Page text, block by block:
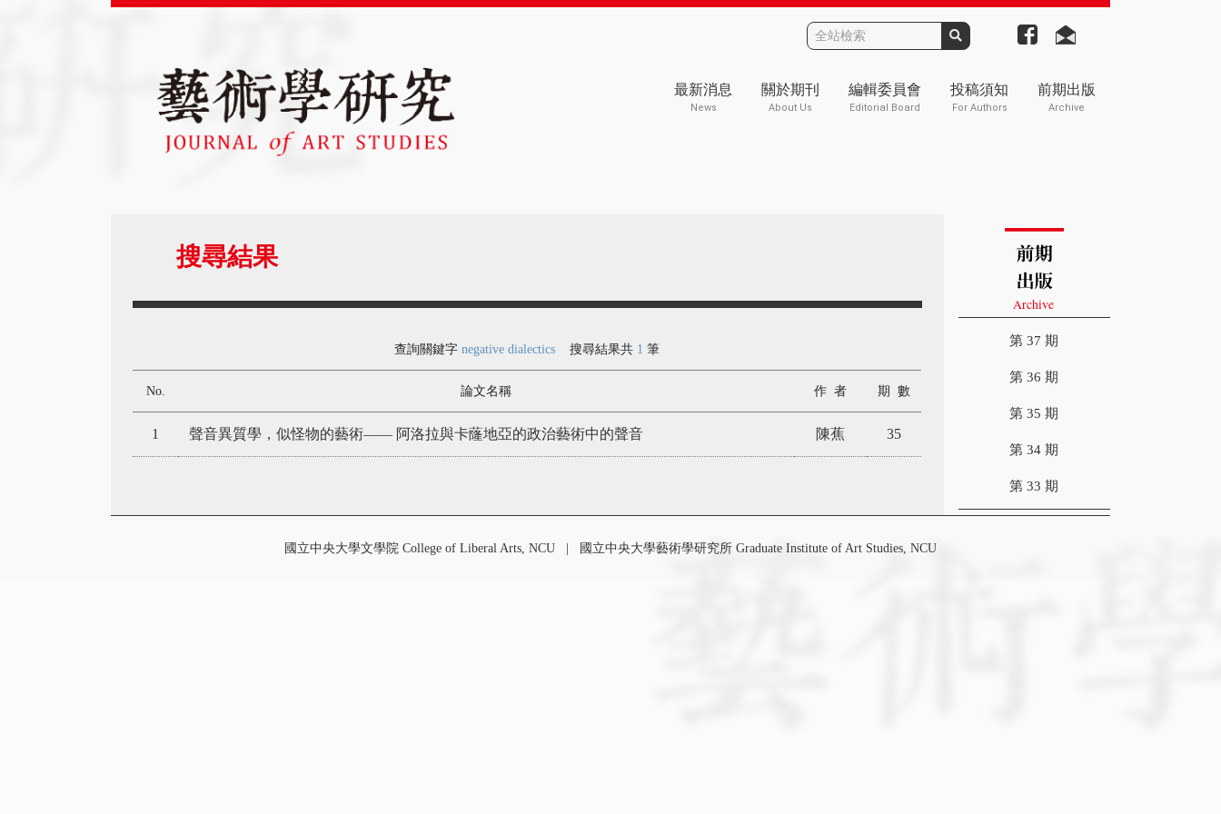
最新消息
News
關於期刊
About Us
編輯委員會
Editorial Board
投稿須知
For Authors
前期出版
Archive
搜尋結果
查詢關鍵字 negative dialectics 搜尋結果共 1 筆
No. 論文名稱 作 者 期 數
1 聲音異質學，似怪物的藝術—— 阿洛拉與卡蕯地亞的政治藝術中的聲音 陳蕉 35
第 37 期
第 36 期
第 35 期
第 34 期
第 33 期
國立中央大學文學院 College of Liberal Arts, NCU | 國立中央大學藝術學研究所 Graduate Institute of Art Studies, NCU